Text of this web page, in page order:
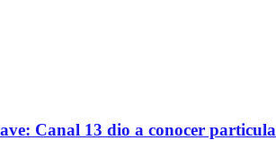
Canal 13 dio a conocer